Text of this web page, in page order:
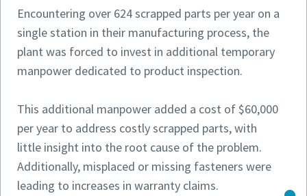
Encountering over 624 scrapped parts per year on a
single station in their manufacturing process, the
plant was forced to invest in additional temporary
manpower dedicated to product inspection.
This additional manpower added a cost of $60,000
per year to address costly scrapped parts, with
little insight into the root cause of the problem.
Additionally, misplaced or missing fasteners were
leading to increases in warranty claims.